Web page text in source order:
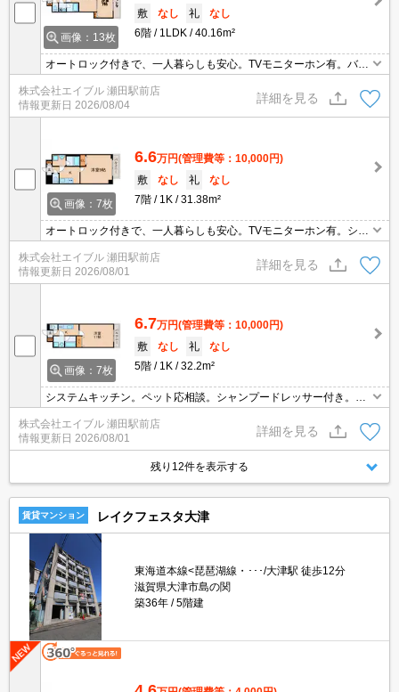
画像：13枚
敷
なし 礼
なし
6階
1LDK 40.16m²
オートロック付きで、一人暮らしも安心。TVモニターホン有。バ
の方に。インターネット無料。室内物干しあり。日当たり良好。駅
近くでラクラク便利。
株式会社エイブル 瀬田駅前店
情報更新日 2026/08/04
詳細を見る
画像：7枚
6.6万円(管理費等：10,000円)
敷
なし 礼
なし
7階
1K 31.38m²
オートロック付きで、一人暮らしも安心。TVモニターホン有。シス
き。シャワー付独立洗面台。かわいいワンちゃん・ネコちゃんも飼
育OK!。
株式会社エイブル 瀬田駅前店
情報更新日 2026/08/01
詳細を見る
画像：7枚
6.7万円(管理費等：10,000円)
敷
なし 礼
なし
5階
1K 32.2m²
システムキッチン。ペット応相談。シャンプードレッサー付き。TV
株式会社エイブル 瀬田駅前店
情報更新日 2026/08/01
詳細を見る
残り12件を表示する
賃貸マンション レイクフェスタ大津
東海道本線<琵琶湖線・･･･/大津駅 徒歩12分
滋賀県大津市島の関
築36年
5階建